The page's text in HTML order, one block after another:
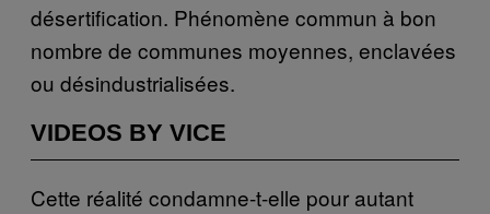
désertification. Phénomène commun à bon
nombre de communes moyennes, enclavées
ou désindustrialisées.
VIDEOS BY VICE
Cette réalité condamne-t-elle pour autant